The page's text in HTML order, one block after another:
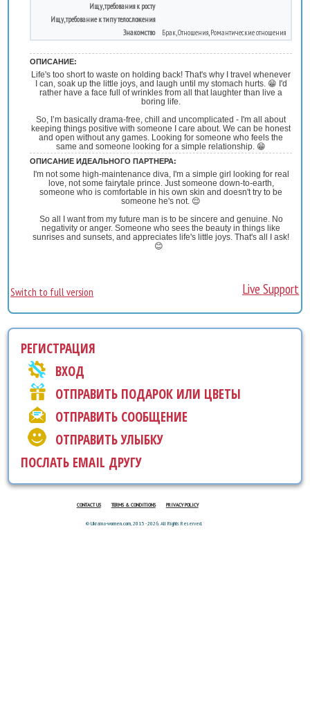
Ищу, требования к росту
Ищу, требование к типу телосложения
Знакомство
Брак, Отношения, Романтические отношения
ОПИСАНИЕ:
Life's too short to waste on holding back! That's why I travel whenever
I can, soak up the little joys, and laugh until my stomach hurts. 😁 I'd
rather have a face full of wrinkles from all that laughter than live a
boring life.
So, I’m basically drama-free, chill and uncomplicated - I'm all about
keeping things positive with someone I care about. We can be honest
and open without any games. Looking for someone who feels the
same and someone looking for a simple relationship. 😁
ОПИСАНИЕ ИДЕАЛЬНОГО ПАРТНЕРА:
I'm not some high-maintenance diva, I'm a simple girl looking for real
love, not some fairytale prince. Just someone down-to-earth,
someone who is comfortable in his own skin and doesn't try to be
someone he's not. 😌
So all I want from my future man is to be sincere and genuine. No
negativity or anger. Someone who sees the beauty in things like
sunrises and sunsets, and appreciates life's little joys. That's all I ask!
😊
Switch to full version Live Support
РЕГИСТРАЦИЯ
ВХОД
ОТПРАВИТЬ ПОДАРОК ИЛИ ЦВЕТЫ
ОТПРАВИТЬ СООБЩЕНИЕ
ОТПРАВИТЬ УЛЫБКУ
ПОСЛАТЬ EMAIL ДРУГУ
CONTACT US TERMS & CONDITIONS PRIVACY POLICY
© Ukraina-women.com, 2015 - 2026. All Rights Reserved.